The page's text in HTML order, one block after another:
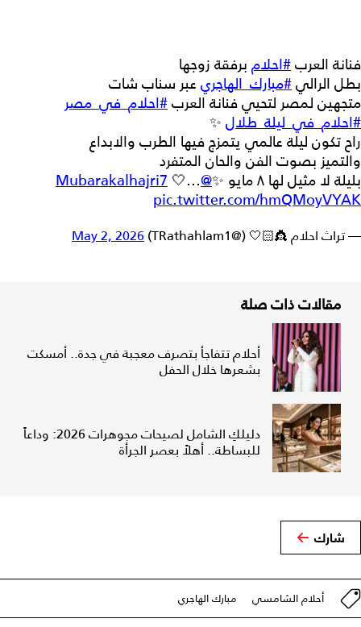
فنانة العرب#احلام برفقة زوجها
بطل الرالي#مبارك_الهاجري عبر سناب شات
متجهين لمصر لتحيي فنانة العرب#احلام_في_مصر
#احلام_في_ليلة_طلال ✨
راح تكون ليلة عالمي يتمزج فيها الطرب والابداع
والتميز بصوت الفن والحان المتفرد
بليلة لا مثيل لها ٨ مايو ✨
@Mubarakalhajri7
🤍…
pic.twitter.com/hmQMoyVYAK
— تراث احلام 👸🏻🤍 (@TRathahlam1) May 2, 2026
مقالات ذات صلة
أحلام تتفاجأ بتصرف معجبة في جدة.. أمسكت
بشعرها خلال الحفل
دليلكِ الشامل لصيحات مجوهرات 2026: وداعاً
للبساطة.. أهلاً بعصر الجرأة
شارك
أحلام الشامسي مبارك الهاجري